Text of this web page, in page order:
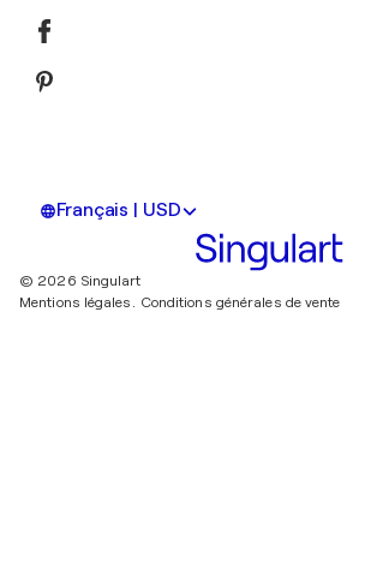
Français | USD
© 2026 Singulart
Mentions légales. Conditions générales de vente